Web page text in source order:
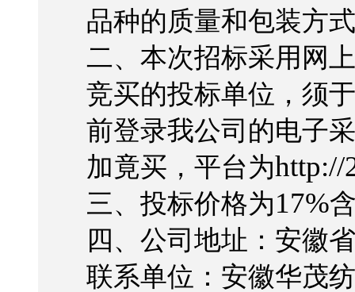
品种的质量和包装方
二、本次招标采用网
竞买的投标单位，须于
前登录我公司的电子
加竟买，平台为http://
三、投标价格为17%
四、公司地址：安徽
联系单位：安徽华茂